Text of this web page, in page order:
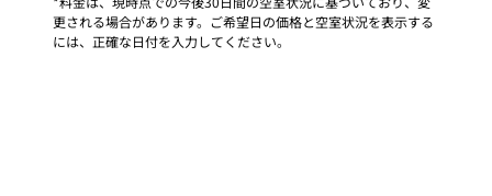
更される場合があります。ご希望日の価格と空室状況を表示する
には、正確な日付を入力してください。